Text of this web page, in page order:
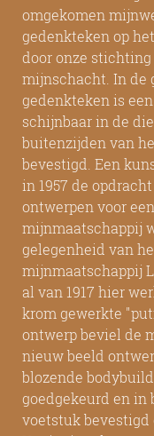
omgekomen
gedenkteken op
door onze
mijnschacht. In de
gedenkteken is
schijnbaar in de
buitenzijden van
bevestigd. Een
in 1957 de
ontwerpen voor
mijnmaatschappij
gelegenheid van
mijnmaatschappij
al van 1917 hier
krom gewerkte
ontwerp beviel de
nieuw beeld
blozende
goedgekeurd en in
voetstuk bevestigd